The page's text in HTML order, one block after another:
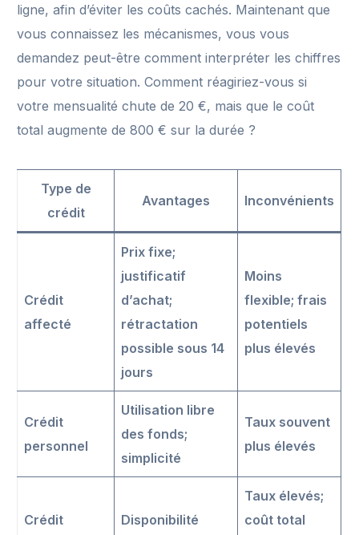
ligne, afin d’éviter les coûts cachés. Maintenant que
vous connaissez les mécanismes, vous vous
demandez peut-être comment interpréter les chiffres
pour votre situation. Comment réagiriez-vous si
votre mensualité chute de 20 €, mais que le coût
total augmente de 800 € sur la durée ?
Type de
crédit
Avantages Inconvénients
Crédit
affecté
Prix fixe;
justificatif
d’achat;
rétractation
possible sous 14
jours
Moins
flexible; frais
potentiels
plus élevés
Crédit
personnel
Utilisation libre
des fonds;
simplicité
Taux souvent
plus élevés
Crédit
Disponibilité
Taux élevés;
coût total